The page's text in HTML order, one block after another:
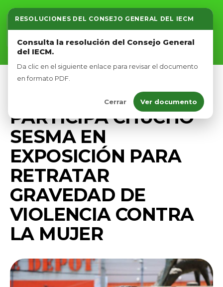
RESOLUCIONES DEL CONSEJO GENERAL DEL IECM
Consulta la resolución del Consejo General
del IECM.
Da clic en el siguiente enlace para revisar el documento
en formato PDF.
Cerrar Ver documento
Inicio
Nosotros
Afíliate
PRENSA
PARTICIPA CHUCHO
SESMA EN
EXPOSICIÓN PARA
RETRATAR
GRAVEDAD DE
VIOLENCIA CONTRA
LA MUJER